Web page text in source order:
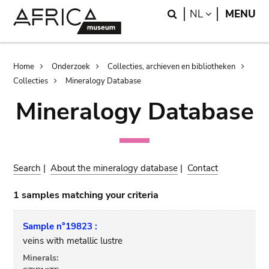
Search
NL LANGUAGE
MENU
Breadcrumb
Home Onderzoek
Collecties, archieven en bibliotheken
Collecties
Mineralogy Database
Mineralogy Database
Search |About the mineralogy database | Contact
1 samples matching your criteria
Sample n°19823 :
veins with metallic lustre
Minerals: